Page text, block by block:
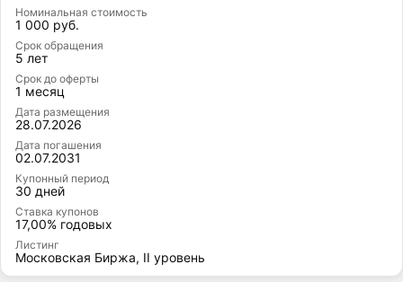
Номинальная стоимость
1 000 руб.
Срок обращения
5 лет
Срок до оферты
1 месяц
Дата размещения
28.07.2026
Дата погашения
02.07.2031
Купонный период
30 дней
Ставка купонов
17,00% годовых
Листинг
Московская Биржа, II уровень